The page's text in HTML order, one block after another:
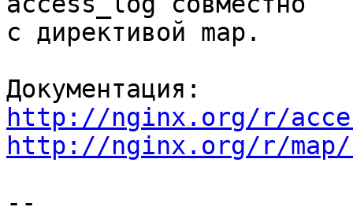
с директивой map.
http://nginx.org/r/
http://nginx.org/r/
--